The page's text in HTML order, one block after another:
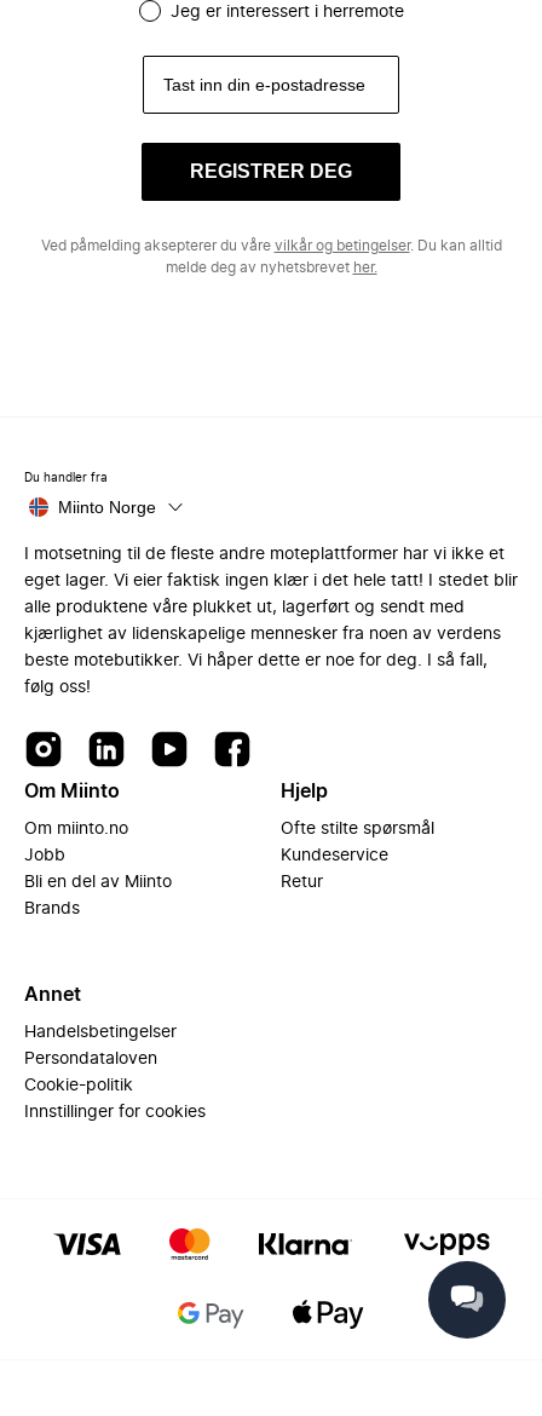
Jeg er interessert i herremote
REGISTRER DEG
Ved påmelding aksepterer du våre vilkår og betingelser. Du kan alltid
melde deg av nyhetsbrevet her.
Du handler fra
Miinto Norge
I motsetning til de fleste andre moteplattformer har vi ikke et
eget lager. Vi eier faktisk ingen klær i det hele tatt! I stedet blir
alle produktene våre plukket ut, lagerført og sendt med
kjærlighet av lidenskapelige mennesker fra noen av verdens
beste motebutikker. Vi håper dette er noe for deg. I så fall,
følg oss!
Om Miinto
Om miinto.no
Jobb
Bli en del av Miinto
Brands
Hjelp
Ofte stilte spørsmål
Kundeservice
Retur
Annet
Handelsbetingelser
Persondataloven
Cookie-politik
Innstillinger for cookies